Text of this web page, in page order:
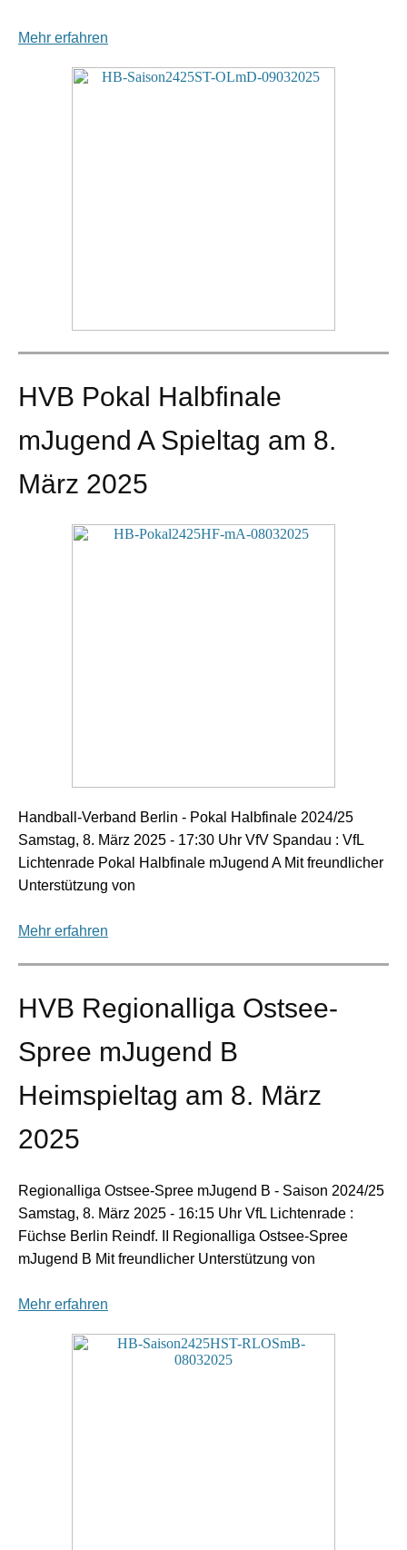
Mehr erfahren
HVB Pokal Halbfinale
mJugend A Spieltag am 8.
März 2025
Handball-Verband Berlin - Pokal Halbfinale 2024/25
Samstag, 8. März 2025 - 17:30 Uhr VfV Spandau : VfL
Lichtenrade Pokal Halbfinale mJugend A Mit freundlicher
Unterstützung von
Mehr erfahren
HVB Regionalliga Ostsee-
Spree mJugend B
Heimspieltag am 8. März
2025
Regionalliga Ostsee-Spree mJugend B - Saison 2024/25
Samstag, 8. März 2025 - 16:15 Uhr VfL Lichtenrade :
Füchse Berlin Reindf. II Regionalliga Ostsee-Spree
mJugend B Mit freundlicher Unterstützung von
Mehr erfahren